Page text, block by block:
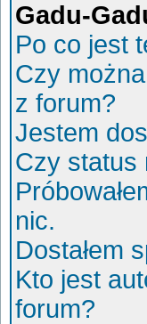
Gadu-
Po co jest
Czy
z forum?
Jestem
Czy status
nic.
Dostałem
Kto jest
forum?